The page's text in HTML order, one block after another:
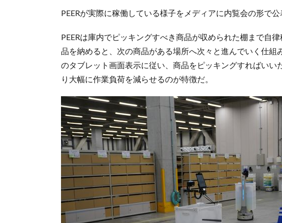
PEERが実際に稼働している様子をメディアに内覧会の形で公
PEERは庫内でピッキングすべき商品が収められた棚まで自
品を納めると、次の商品がある場所へ次々と進んでいく仕組
のタブレット画面表示に従い、商品をピッキングすればいい
り大幅に作業負荷を減らせるのが特徴だ。